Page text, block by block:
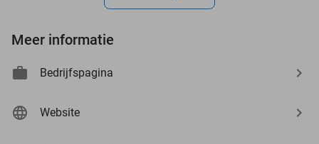
Meer informatie
Bedrijfspagina
Website